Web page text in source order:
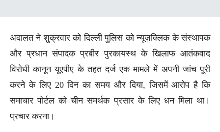
अदालत ने शुक्रवार को दिल्ली पुलिस को न्यूज़क्लिक के संस्थापक
और प्रधान संपादक प्रबीर पुरकायस्थ के खिलाफ आतंकवाद
विरोधी कानून यूएपीए के तहत दर्ज एक मामले में अपनी जांच पूरी
करने के लिए 20 दिन का समय और दिया, जिसमें आरोप है कि
समाचार पोर्टल को चीन समर्थक प्रसार के लिए धन मिला था।
प्रचार करना।